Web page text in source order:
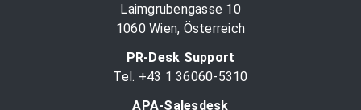
Laimgrubengasse 10
1060 Wien, Österreich
PR-Desk Support
Tel. +43 1 36060-5310
APA-Salesdesk